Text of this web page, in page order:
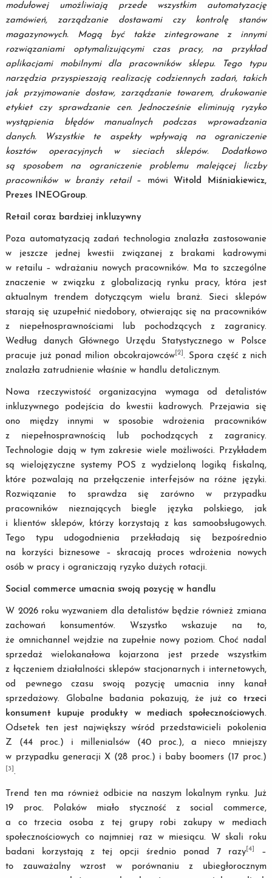
modułowej umożliwiają przede wszystkim automatyzację
zamówień, zarządzanie dostawami czy kontrolę stanów
magazynowych. Mogą być także zintegrowane z innymi
rozwiązaniami optymalizującymi czas pracy, na przykład
aplikacjami mobilnymi dla pracowników sklepu. Tego typu
narzędzia przyspieszają realizację codziennych zadań, takich
jak przyjmowanie dostaw, zarządzanie towarem, drukowanie
etykiet czy sprawdzanie cen. Jednocześnie eliminują ryzyko
wystąpienia błędów manualnych podczas wprowadzania
danych. Wszystkie te aspekty wpływają na ograniczenie
kosztów operacyjnych w sieciach sklepów. Dodatkowo
są sposobem na ograniczenie problemu malejącej liczby
pracowników w branży retail– mówi Witold Miśniakiewicz,
Prezes INEOGroup.
Retail coraz bardziej inkluzywny
Poza automatyzacją zadań technologia znalazła zastosowanie
w jeszcze jednej kwestii związanej z brakami kadrowymi
w retailu – wdrażaniu nowych pracowników. Ma to szczególne
znaczenie w związku z globalizacją rynku pracy, która jest
aktualnym trendem dotyczącym wielu branż. Sieci sklepów
starają się uzupełnić niedobory, otwierając się na pracowników
z niepełnosprawnościami lub pochodzących z zagranicy.
Według danych Głównego Urzędu Statystycznego w Polsce
pracuje już ponad milion obcokrajowców[2] . Spora część z nich
znalazła zatrudnienie właśnie w handlu detalicznym.
Nowa rzeczywistość organizacyjna wymaga od detalistów
inkluzywnego podejścia do kwestii kadrowych. Przejawia się
ono między innymi w sposobie wdrożenia pracowników
z niepełnosprawnością lub pochodzących z zagranicy.
Technologie dają w tym zakresie wiele możliwości. Przykładem
są wielojęzyczne systemy POS z wydzieloną logiką fiskalną,
które pozwalają na przełączenie interfejsów na różne języki.
Rozwiązanie to sprawdza się zarówno w przypadku
pracowników nieznających biegle języka polskiego, jak
i klientów sklepów, którzy korzystają z kas samoobsługowych.
Tego typu udogodnienia przekładają się bezpośrednio
na korzyści biznesowe – skracają proces wdrożenia nowych
osób w pracy i ograniczają ryzyko dużych rotacji.
Social commerce umacnia swoją pozycję w handlu
W 2026 roku wyzwaniem dla detalistów będzie również zmiana
zachowań konsumentów. Wszystko wskazuje na to,
że omnichannel wejdzie na zupełnie nowy poziom. Choć nadal
sprzedaż wielokanałowa kojarzona jest przede wszystkim
z łączeniem działalności sklepów stacjonarnych i internetowych,
od pewnego czasu swoją pozycję umacnia inny kanał
sprzedażowy. Globalne badania pokazują, że jużco trzeci
konsument kupuje produkty w mediach społecznościowych.
Odsetek ten jest największy wśród przedstawicieli pokolenia
Z (44 proc.) i millenialsów (40 proc.), a nieco mniejszy
w przypadku generacji X (28 proc.) i baby boomers (17 proc.)
[3] .
Trend ten ma również odbicie na naszym lokalnym rynku. Już
19 proc. Polaków miało styczność z social commerce,
a co trzecia osoba z tej grupy robi zakupy w mediach
społecznościowych co najmniej raz w miesiącu. W skali roku
badani korzystają z tej opcji średnio ponad 7 razy[4]
–
to zauważalny wzrost w porównaniu z ubiegłorocznym